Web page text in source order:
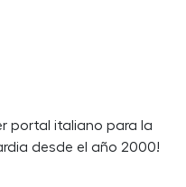
portal italiano para la
desde el año 2000!